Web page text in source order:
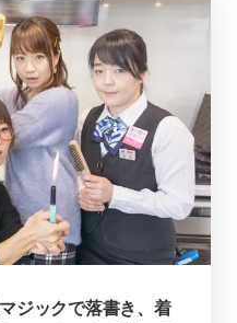
ジックで落書き、着